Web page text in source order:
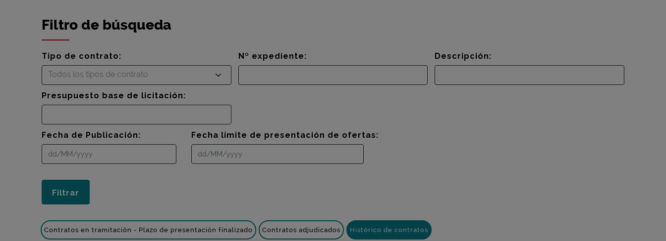
Filtro de búsqueda
Tipo de contrato:
Todos los tipos de contrato
Nº expediente: Descripción:
Presupuesto base de licitación:
Fecha de Publicación: Fecha límite de presentación de ofertas:
Contratos en tramitación - Plazo de presentación finalizado Contratos adjudicados Histórico de contratos